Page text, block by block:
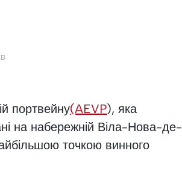
портвейну(AEVP), яка
на набережній Віла-Нова-де-
точкою винного